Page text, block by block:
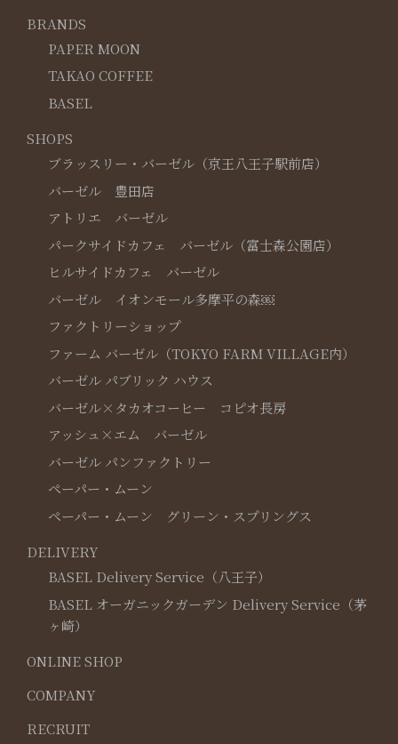
BRANDS
PAPER MOON
TAKAO COFFEE
BASEL
SHOPS
ブラッスリー・バーゼル（京王八王子駅前店）
バーゼル 豊田店
アトリエ バーゼル
パークサイドカフェ バーゼル（富士森公園店）
ヒルサイドカフェ バーゼル
バーゼル イオンモール多摩平の森￼
ファクトリーショップ
ファーム バーゼル（TOKYO FARM VILLAGE内）
バーゼル パブリック ハウス
バーゼル×タカオコーヒー コピオ長房
アッシュ×エム バーゼル
バーゼル パンファクトリー
ペーパー・ムーン
ペーパー・ムーン グリーン・スプリングス
DELIVERY
BASEL Delivery Service（八王子）
BASEL オーガニックガーデン Delivery Service（茅
ヶ崎）
ONLINE SHOP
COMPANY
RECRUIT